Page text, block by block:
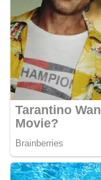
“Dua daripada
belakang. Saya
kaki tetapi tidak
pukulan, saya